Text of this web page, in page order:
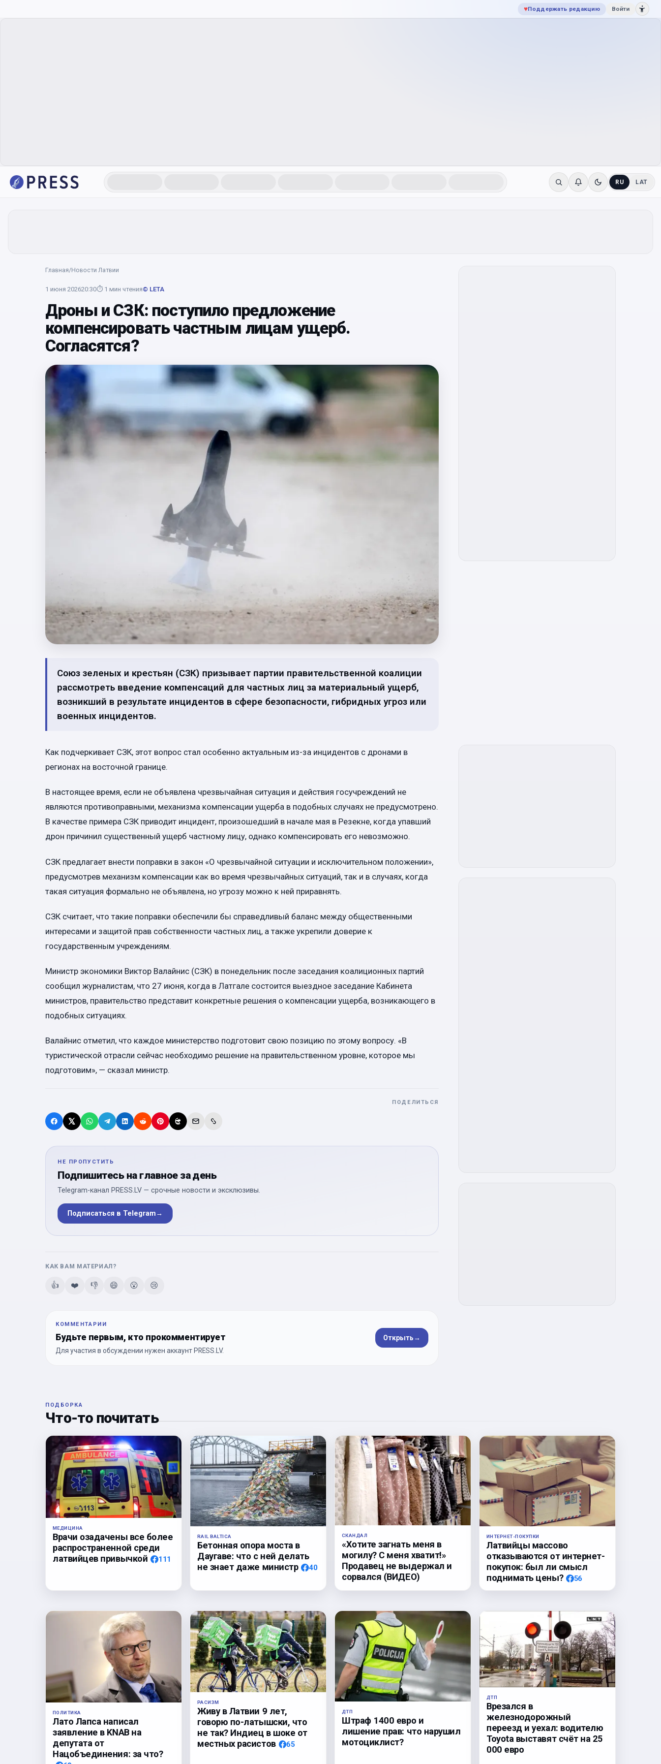
♥Поддержать редакцию Войти
RU LAT
Главная/Новости Латвии
1 июня 202620:30⏱ 1 мин чтения© LETA
Дроны и СЗК: поступило предложение
компенсировать частным лицам ущерб.
Согласятся?
Союз зеленых и крестьян (СЗК) призывает партии правительственной коалиции
рассмотреть введение компенсаций для частных лиц за материальный ущерб,
возникший в результате инцидентов в сфере безопасности, гибридных угроз или
военных инцидентов.
Как подчеркивает СЗК, этот вопрос стал особенно актуальным из-за инцидентов с дронами в
регионах на восточной границе.
В настоящее время, если не объявлена чрезвычайная ситуация и действия госучреждений не
являются противоправными, механизма компенсации ущерба в подобных случаях не предусмотрено.
В качестве примера СЗК приводит инцидент, произошедший в начале мая в Резекне, когда упавший
дрон причинил существенный ущерб частному лицу, однако компенсировать его невозможно.
СЗК предлагает внести поправки в закон «О чрезвычайной ситуации и исключительном положении»,
предусмотрев механизм компенсации как во время чрезвычайных ситуаций, так и в случаях, когда
такая ситуация формально не объявлена, но угрозу можно к ней приравнять.
СЗК считает, что такие поправки обеспечили бы справедливый баланс между общественными
интересами и защитой прав собственности частных лиц, а также укрепили доверие к
государственным учреждениям.
Министр экономики Виктор Валайнис (СЗК) в понедельник после заседания коалиционных партий
сообщил журналистам, что 27 июня, когда в Латгале состоится выездное заседание Кабинета
министров, правительство представит конкретные решения о компенсации ущерба, возникающего в
подобных ситуациях.
Валайнис отметил, что каждое министерство подготовит свою позицию по этому вопросу. «В
туристической отрасли сейчас необходимо решение на правительственном уровне, которое мы
подготовим», — сказал министр.
ПОДЕЛИТЬСЯ
НЕ ПРОПУСТИТЬ
Подпишитесь на главное за день
Telegram-канал PRESS.LV — срочные новости и эксклюзивы.
Подписаться в Telegram→
КАК ВАМ МАТЕРИАЛ?
👍 ❤️ 👎 😄 😮 😢
КОММЕНТАРИИ
Будьте первым, кто прокомментирует
Для участия в обсуждении нужен аккаунт PRESS.LV.
Открыть→
ПОДБОРКА
Что-то почитать
МЕДИЦИНА
Врачи озадачены все более
распространенной среди
латвийцев привычкой
111
RAIL BALTICA
Бетонная опора моста в
Даугаве: что с ней делать
не знает даже министр
40
СКАНДАЛ
«Хотите загнать меня в
могилу? С меня хватит!»
Продавец не выдержал и
сорвался (ВИДЕО)
ИНТЕРНЕТ-ПОКУПКИ
Латвийцы массово
отказываются от интернет-
покупок: был ли смысл
поднимать цены?
56
ПОЛИТИКА
Лато Лапса написал
заявление в KNAB на
депутата от
Нацобъединения: за что?
РАСИЗМ
Живу в Латвии 9 лет,
говорю по-латышски, что
не так? Индиец в шоке от
местных расистов
65
ДТП
Штраф 1400 евро и
лишение прав: что нарушил
мотоциклист?
ДТП
Врезался в
железнодорожный
переезд и уехал: водителю
Toyota выставят счёт на 25
000 евро